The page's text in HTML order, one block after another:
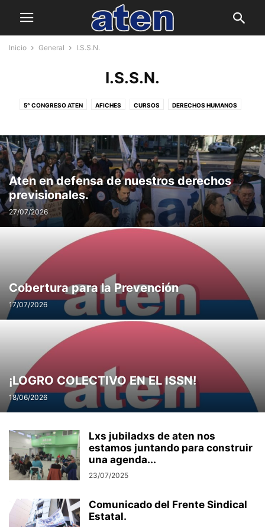
Inicio General I.S.S.N.
I.S.S.N.
5° CONGRESO ATEN AFICHES CURSOS DERECHOS HUMANOS
ED. FORMAL NO OBLIGATORIA ESC. DE GESTIÓN SOCIAL I.S.S.N.
INCLUSIÓN Y EDUCACIÓN ESPECIAL MODALIDAD ADULTOS
NIVEL INICIAL NIVEL MEDIO NIVEL PRIMARIO VOCALÍA GREMIAL
Aten en defensa de nuestros derechos
previsionales.
27/07/2026
Cobertura para la Prevención
17/07/2026
¡LOGRO COLECTIVO EN EL ISSN!
18/06/2026
Lxs jubiladxs de aten nos
estamos juntando para construir
una agenda...
23/07/2025
Comunicado del Frente Sindical
Estatal.